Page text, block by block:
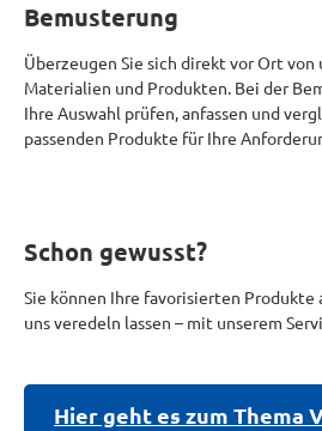
Bemusterung
Überzeugen Sie sich direkt vor Ort
Materialien und Produkten. Bei der
Ihre Auswahl prüfen, anfassen und
passenden Produkte für Ihre
Schon gewusst?
Sie können Ihre favorisierten
uns veredeln lassen – mit unserem
Hier geht es zum Thema